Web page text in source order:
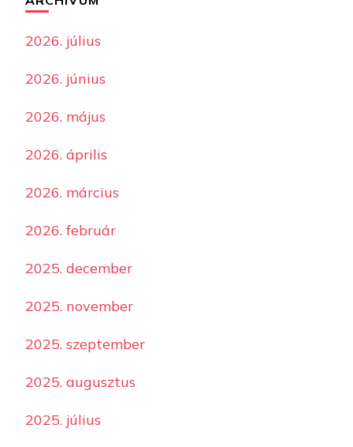
2026. július
2026. június
2026. május
2026. április
2026. március
2026. február
2025. december
2025. november
2025. szeptember
2025. augusztus
2025. július